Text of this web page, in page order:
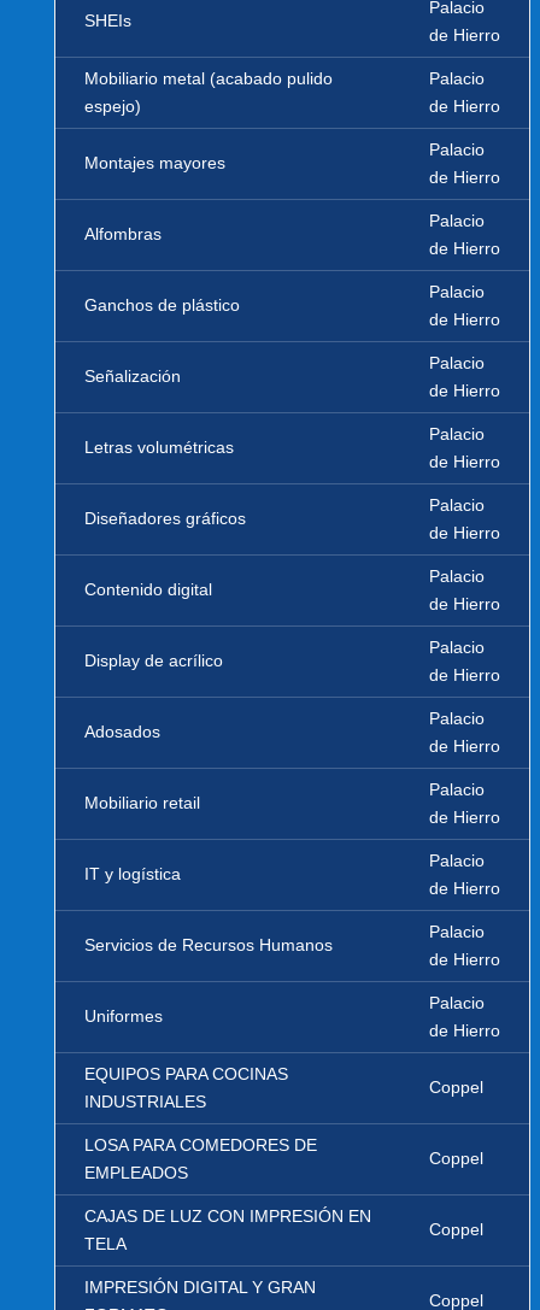
SHEIs
Palacio
de Hierro
Mobiliario metal (acabado pulido
espejo)
Palacio
de Hierro
Montajes mayores
Palacio
de Hierro
Alfombras
Palacio
de Hierro
Ganchos de plástico
Palacio
de Hierro
Señalización
Palacio
de Hierro
Letras volumétricas
Palacio
de Hierro
Diseñadores gráficos
Palacio
de Hierro
Contenido digital
Palacio
de Hierro
Display de acrílico
Palacio
de Hierro
Adosados
Palacio
de Hierro
Mobiliario retail
Palacio
de Hierro
IT y logística
Palacio
de Hierro
Servicios de Recursos Humanos
Palacio
de Hierro
Uniformes
Palacio
de Hierro
EQUIPOS PARA COCINAS
INDUSTRIALES
Coppel
LOSA PARA COMEDORES DE
EMPLEADOS
Coppel
CAJAS DE LUZ CON IMPRESIÓN EN
TELA
Coppel
IMPRESIÓN DIGITAL Y GRAN
Coppel